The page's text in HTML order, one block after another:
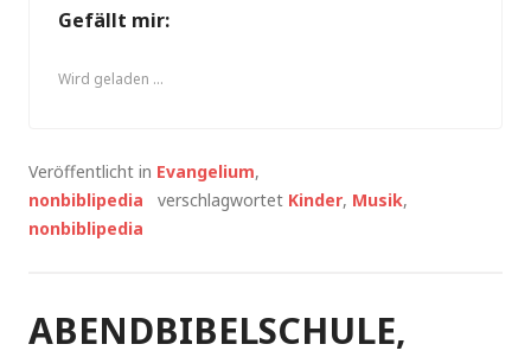
Gefällt mir:
Wird geladen …
Veröffentlicht in Evangelium,
nonbiblipedia
verschlagwortet Kinder, Musik,
nonbiblipedia
ABENDBIBELSCHULE,